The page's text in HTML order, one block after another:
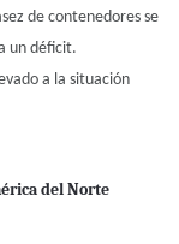
de contenedores se
un déficit.
a la situación
del Norte